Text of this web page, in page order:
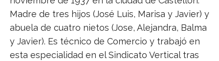
Madre de tres hijos (José Luis, Marisa y Javier) y
abuela de cuatro nietos (Jose, Alejandra, Balma
y Javier). Es técnico de Comercio y trabajó en
esta especialidad en el Sindicato Vertical tras